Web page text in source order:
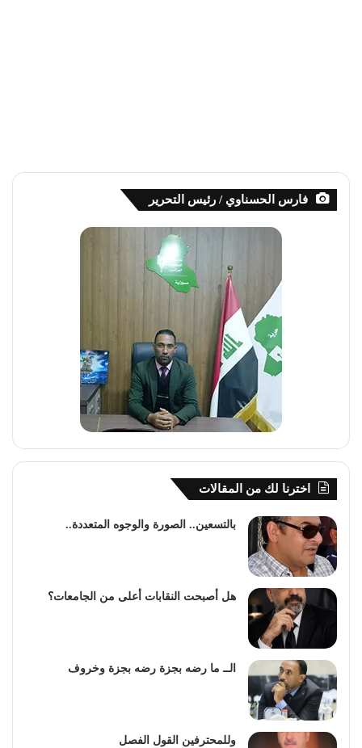
فارس الحسناوي / رئيس التحرير
اخترنا لك من المقالات
بالتسعين.. الصورة والوجوه المتعددة..
هل أصبحت النقابات أعلى من الجامعات؟
الــ ما رضه بجزة رضه بجزة وخروف
وللمحترفين القول الفصل